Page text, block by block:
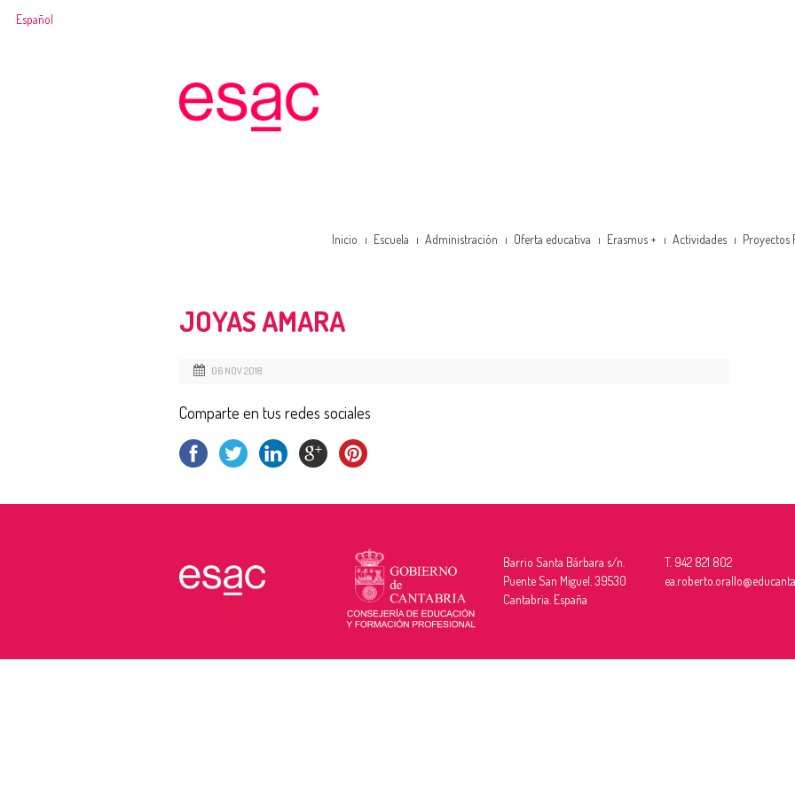
Español
Inicio Escuela Administración Oferta educativa Erasmus + Actividades Proyectos
JOYAS AMARA
06 NOV 2018
Comparte en tus redes sociales
Barrio Santa Bárbara s/n.
Puente San Miguel. 39530
Cantabria. España
T. 942 821 802